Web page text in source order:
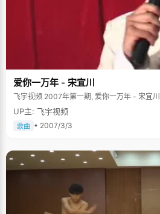
爱你一万年 - 宋宜川
飞宇视频 2007年第一期, 爱你一万年 - 宋宜川
UP主: 飞宇视频
歌曲 • 2007/3/3